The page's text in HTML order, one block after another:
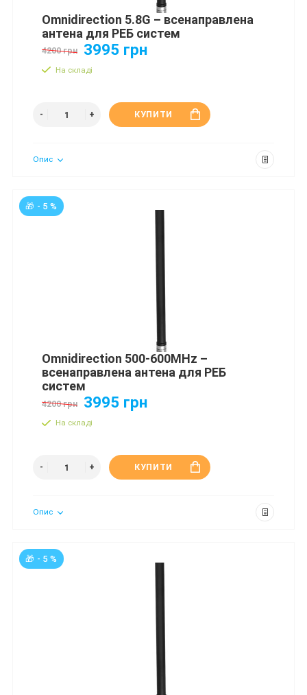
Omnidirection 5.8G – всенаправлена
антена для РЕБ систем
4200 грн 3995 грн
На складі
КУПИТИ
Опис
🎁 - 5 %
Omnidirection 500-600MHz –
всенаправлена антена для РЕБ
систем
4200 грн 3995 грн
На складі
КУПИТИ
Опис
🎁 - 5 %